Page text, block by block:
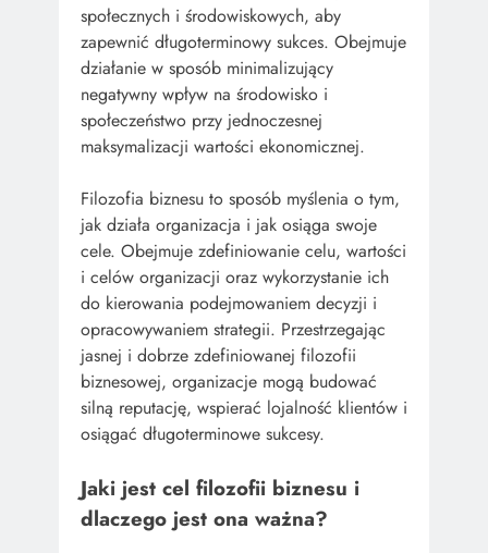
społecznych i środowiskowych, aby
zapewnić długoterminowy sukces. Obejmuje
działanie w sposób minimalizujący
negatywny wpływ na środowisko i
społeczeństwo przy jednoczesnej
maksymalizacji wartości ekonomicznej.
Filozofia biznesu to sposób myślenia o tym,
jak działa organizacja i jak osiąga swoje
cele. Obejmuje zdefiniowanie celu, wartości
i celów organizacji oraz wykorzystanie ich
do kierowania podejmowaniem decyzji i
opracowywaniem strategii. Przestrzegając
jasnej i dobrze zdefiniowanej filozofii
biznesowej, organizacje mogą budować
silną reputację, wspierać lojalność klientów i
osiągać długoterminowe sukcesy.
Jaki jest cel filozofii biznesu i
dlaczego jest ona ważna?